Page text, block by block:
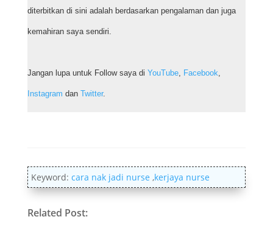
diterbitkan di sini adalah berdasarkan pengalaman dan juga
kemahiran saya sendiri.
Jangan lupa untuk Follow saya di YouTube, Facebook,
Instagram dan Twitter.
Keyword: cara nak jadi nurse ,kerjaya nurse
Related Post: